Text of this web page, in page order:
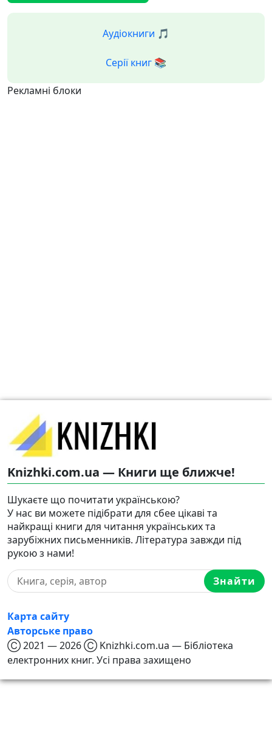
Аудіокниги 🎵
Серії книг 📚
Рекламні блоки
Knizhki.com.ua — Книги ще ближче!
Шукаєте що почитати українською?
У нас ви можете підібрати для сбее цікаві та
найкращі книги для читання українських та
зарубіжних письменників. Література завжди під
рукою з нами!
Знайти
Карта сайту
Авторське право
Ⓒ 2021 — 2026 Ⓒ Knizhki.com.ua — Бібліотека
електронних книг. Усі права захищено